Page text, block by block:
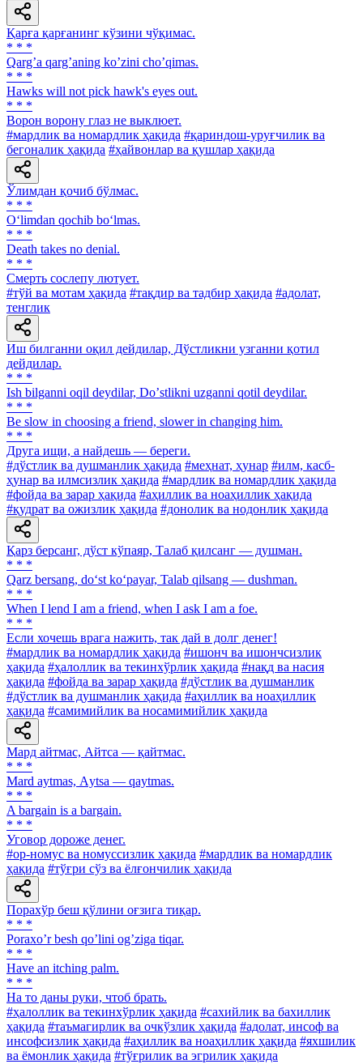
Қарға қарғанинг кўзини чўқимас.
* * *
Qargʼa qargʼaning koʼzini choʼqimas.
* * *
Hawks will not pick hawk's eyes out.
* * *
Ворон ворону глаз не выклюет.
#мардлик ва номардлик ҳақида #қариндош-уруғчилик ва
бегоналик ҳақида #ҳайвонлар ва қушлар ҳақида
Ўлимдан қочиб бўлмас.
* * *
O‘limdan qochib bo‘lmas.
* * *
Death takes no denial.
* * *
Смерть сослепу лютует.
#тўй ва мотам ҳақида #тақдир ва тадбир ҳақида #адолат,
тенглик
Иш билганни оқил дейдилар, Дўстликни узганни қотил
дейдилар.
* * *
Ish bilganni oqil deydilar, Doʼstlikni uzganni qotil deydilar.
* * *
Be slow in choosing a friend, slower in changing him.
* * *
Друга ищи, а найдешь — береги.
#дўстлик ва душманлик ҳақида #меҳнат, ҳунар #илм, касб-
ҳунар ва илмсизлик ҳақида #мардлик ва номардлик ҳақида
#фойда ва зарар ҳақида #аҳиллик ва ноаҳиллик ҳақида
#қудрат ва ожизлик ҳақида #донолик ва нодонлик ҳақида
Қарз берсанг, дўст кўпаяр, Талаб қилсанг — душман.
* * *
Qarz bersang, do‘st ko‘payar, Talab qilsang — dushman.
* * *
When I lend I am a friend, when I ask I am a foe.
* * *
Если хочешь врага нажить, так дай в долг денег!
#мардлик ва номардлик ҳақида #ишонч ва ишончсизлик
ҳақида #ҳалоллик ва текинхўрлик ҳақида #нақд ва насия
ҳақида #фойда ва зарар ҳақида #дўстлик ва душманлик
#дўстлик ва душманлик ҳақида #аҳиллик ва ноаҳиллик
ҳақида #самимийлик ва носамимийлик ҳақида
Мард айтмас, Айтса — қайтмас.
* * *
Mard aytmas, Аytsa — qaytmas.
* * *
A bargain is a bargain.
* * *
Уговор дороже денег.
#ор-номус ва номуссизлик ҳақида #мардлик ва номардлик
ҳақида #тўғри сўз ва ёлғончилик ҳақида
Порахўр беш қўлини оғзига тиқар.
* * *
Poraxoʼr besh qoʼlini ogʼziga tiqar.
* * *
Have an itching palm.
* * *
На то даны руки, чтоб брать.
#ҳалоллик ва текинхўрлик ҳақида #сахийлик ва бахиллик
ҳақида #таъмагирлик ва очкўзлик ҳақида #адолат, инсоф ва
инсофсизлик ҳақида #аҳиллик ва ноаҳиллик ҳақида #яхшилик
ва ёмонлик ҳақида #тўғрилик ва эгрилик ҳақида